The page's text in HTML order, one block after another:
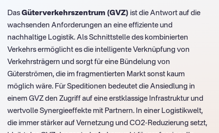
Das Güterverkehrszentrum (GVZ) ist die Antwort auf die
wachsenden Anforderungen an eine effiziente und
nachhaltige Logistik. Als Schnittstelle des kombinierten
Verkehrs ermöglicht es die intelligente Verknüpfung von
Verkehrsträgern und sorgt für eine Bündelung von
Güterströmen, die im fragmentierten Markt sonst kaum
möglich wäre. Für Speditionen bedeutet die Ansiedlung in
einem GVZ den Zugriff auf eine erstklassige Infrastruktur und
wertvolle Synergieeffekte mit Partnern. In einer Logistikwelt,
die immer stärker auf Vernetzung und CO2-Reduzierung setzt,